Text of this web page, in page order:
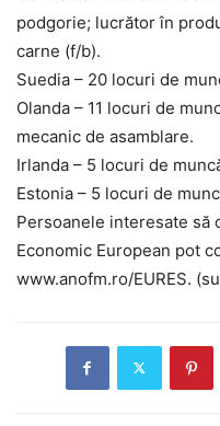
podgorie; lucrător în
carne (f/b).
Suedia – 20 locuri de
Olanda – 11 locuri de
mecanic de asamblare.
Irlanda – 5 locuri de
Estonia – 5 locuri de
Persoanele interesate să
Economic European pot
www.anofm.ro/EURES.